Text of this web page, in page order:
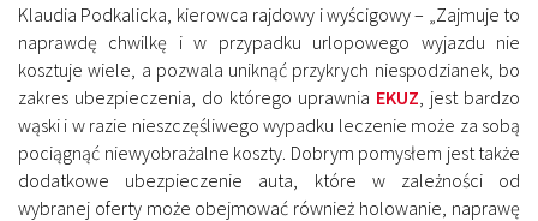
Klaudia Podkalicka, kierowca rajdowy i wyścigowy – „Zajmuje to
naprawdę chwilkę i w przypadku urlopowego wyjazdu nie
kosztuje wiele, a pozwala uniknąć przykrych niespodzianek, bo
zakres ubezpieczenia, do którego uprawnia EKUZ , jest bardzo
wąski i w razie nieszczęśliwego wypadku leczenie może za sobą
pociągnąć niewyobrażalne koszty. Dobrym pomysłem jest także
dodatkowe ubezpieczenie auta, które w zależności od
wybranej oferty może obejmować również holowanie, naprawę